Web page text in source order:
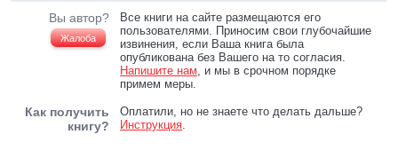
Вы автор?
Жалоба
Все книги на сайте размещаются его
пользователями. Приносим свои глубочайшие
извинения, если Ваша книга была
опубликована без Вашего на то согласия.
Напишите нам, и мы в срочном порядке
примем меры.
Как получить
книгу?
Оплатили, но не знаете что делать дальше?
Инструкция.